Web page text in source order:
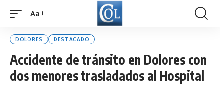
Font
Aa
DOLORES DESTACADO
Accidente de tránsito en Dolores con
dos menores trasladados al Hospital